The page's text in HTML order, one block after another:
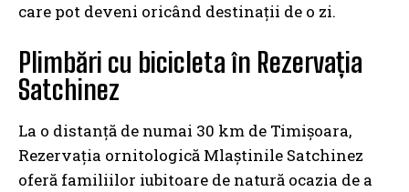
care pot deveni oricând destinații de o zi.
Plimbări cu bicicleta în Rezervația
Satchinez
La o distanță de numai 30 km de Timișoara,
Rezervația ornitologică Mlaștinile Satchinez
oferă familiilor iubitoare de natură ocazia de a